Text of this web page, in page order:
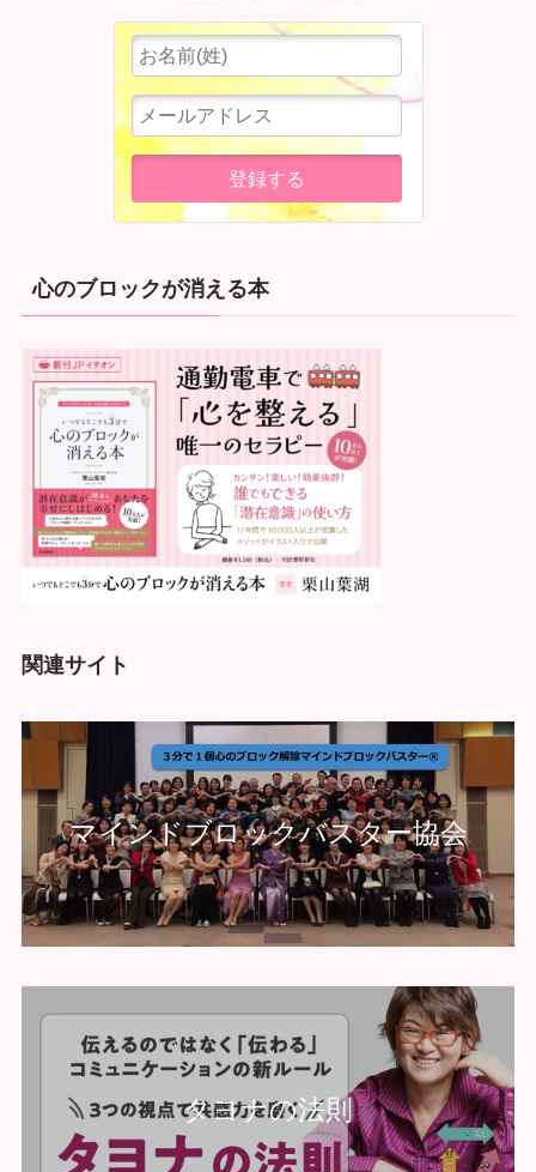
心のブロックが消える本
関連サイト
マインドブロックバスター協会
タヨナの法則